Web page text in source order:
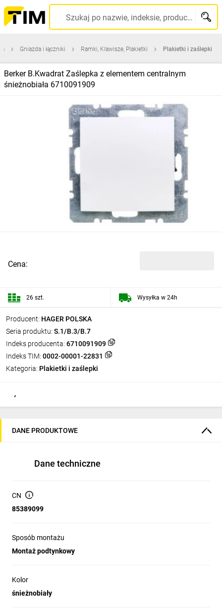
Szukaj po nazwie, indeksie, producencie, kodzie kreskowym...
Gniazda i łączniki Ramki, Klawisze, Plakietki Plakietki i zaślepki
Berker B.Kwadrat Zaślepka z elementem centralnym
śnieżnobiała 6710091909
Producent: HAGER POLSKA
Seria produktu: S.1/B.3/B.7
Indeks producenta: 6710091909
Indeks TIM: 0002-00001-22831
Kategoria: Plakietki i zaślepki
Cena:
26 szt. Wysyłka w 24h
DANE PRODUKTOWE
Dane techniczne
CN
85389099
Sposób montażu
Montaż podtynkowy
Kolor
śnieżnobiały